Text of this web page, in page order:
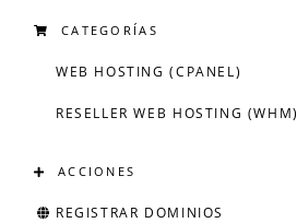
CATEGORÍAS
WEB HOSTING (CPANEL)
RESELLER WEB HOSTING (WHM)
ACCIONES
REGISTRAR DOMINIOS